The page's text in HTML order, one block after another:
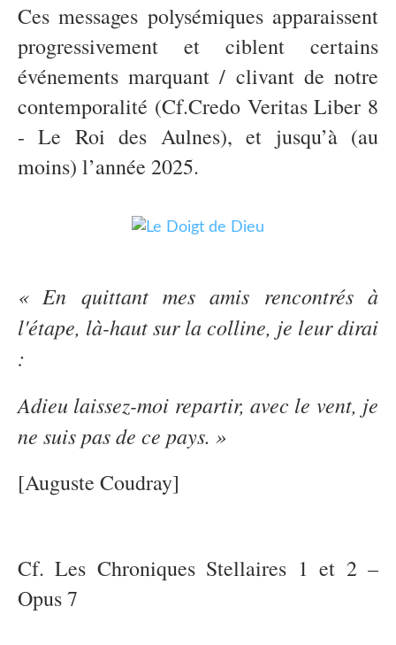
Ces messages polysémiques apparaissent
progressivement et ciblent certains
événements marquant / clivant de notre
contemporalité (Cf.Credo Veritas Liber 8
- Le Roi des Aulnes), et jusqu’à (au
moins) l’année 2025.
« En quittant mes amis rencontrés à
l'étape, là-haut sur la colline, je leur dirai
:
Adieu laissez-moi repartir, avec le vent, je
ne suis pas de ce pays. »
[Auguste Coudray]
Cf. Les Chroniques Stellaires 1 et 2 –
Opus 7